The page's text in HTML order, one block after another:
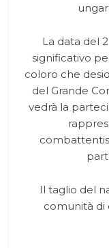
La data del
significativo
coloro che
del Grande
vedrà la
Il taglio del
comunità di